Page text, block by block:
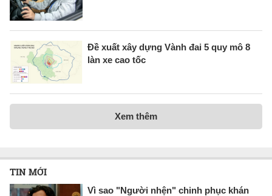
Đề xuất xây dựng Vành đai 5 quy mô 8
làn xe cao tốc
Xem thêm
TIN MỚI
Vì sao "Người nhện" chinh phục khán